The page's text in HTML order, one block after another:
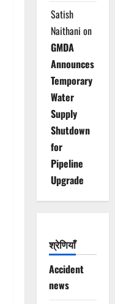
Satish
Naithani on
GMDA
Announces
Temporary
Water
Supply
Shutdown
for
Pipeline
Upgrade
श्रेणियाँ
Accident
news